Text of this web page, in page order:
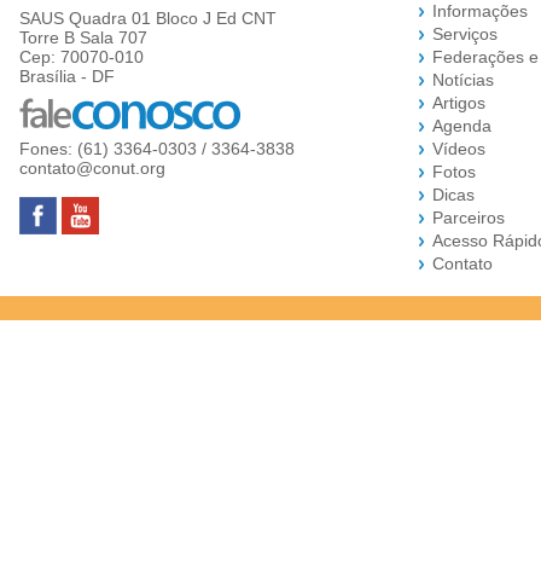
SAUS Quadra 01 Bloco J Ed CNT
Torre B Sala 707
Cep: 70070-010
Brasília - DF
Fones: (61) 3364-0303 / 3364-3838
contato@conut.org
Informações
Serviços
Federações
Notícias
Artigos
Agenda
Vídeos
Fotos
Dicas
Parceiros
Acesso
Contato